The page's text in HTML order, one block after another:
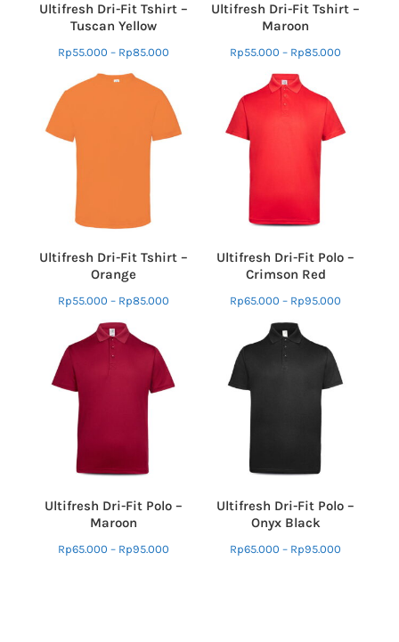
Ultifresh Dri-Fit Tshirt –
Tuscan Yellow
Rp55.000 – Rp85.000
Ultifresh Dri-Fit Tshirt –
Maroon
Rp55.000 – Rp85.000
Ultifresh Dri-Fit Tshirt –
Orange
Rp55.000 – Rp85.000
Ultifresh Dri-Fit Polo –
Crimson Red
Rp65.000 – Rp95.000
Ultifresh Dri-Fit Polo –
Maroon
Rp65.000 – Rp95.000
Ultifresh Dri-Fit Polo –
Onyx Black
Rp65.000 – Rp95.000